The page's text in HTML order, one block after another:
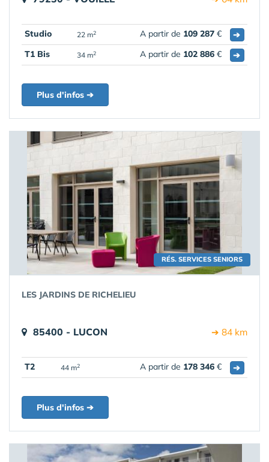
Studio 22 m2 A partir de 109 287 €
➔
T1 Bis
34 m2 A partir de 102 886 € ➔
Plus d'infos ➔
RÉS. SERVICES SENIORS
LES JARDINS DE RICHELIEU
85400 - LUCON ➔ 84 km
T2 44 m2 A partir de 178 346 € ➔
Plus d'infos ➔